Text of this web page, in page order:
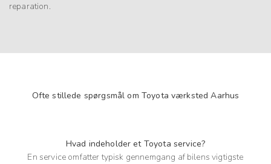
reparation.
Ofte stillede spørgsmål om Toyota værksted Aarhus
Hvad indeholder et Toyota service?
En service omfatter typisk gennemgang af bilens vigtigste